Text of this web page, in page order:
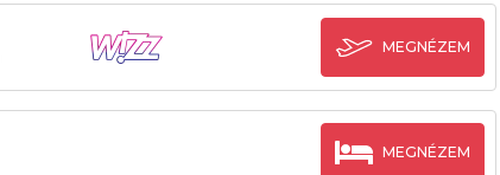
MEGNÉZEM
MEGNÉZEM